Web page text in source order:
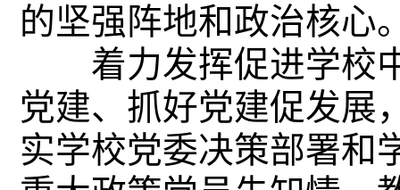
的坚强阵地和政治核心
着力发挥促进学校中
党建、抓好党建促发展
实学校党委决策部署和